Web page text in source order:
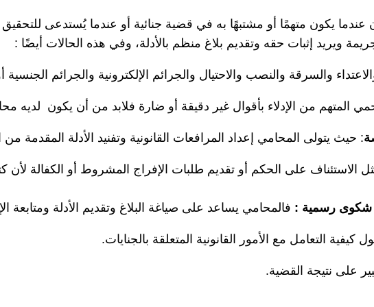
يكون متهمًا أو مشتبهًا به في قضية جنائية أو عندما يُستدعى
ويريد إثبات حقه وتقديم بلاغ منظم بالأدلة، وفي هذه الحالات أيضًا :
والسرقة والنصب والاحتيال والجرائم الإلكترونية والجرائم
المتهم من الإدلاء بأقوال غير دقيقة أو ضارة فلابد من أن يكون لديه
: حيث يتولى المحامي إعداد المرافعات القانونية وتفنيد الأدلة المقدمة
الاستئناف على الحكم أو تقديم طلبات الإفراج المشروط أو الكفالة لأن
شكوى رسمية : فالمحامي يساعد على صياغة البلاغ وتقديم الأدلة ومتابعة
التعامل مع الأمور القانونية المتعلقة بالجنايات.
على نتيجة القضية.